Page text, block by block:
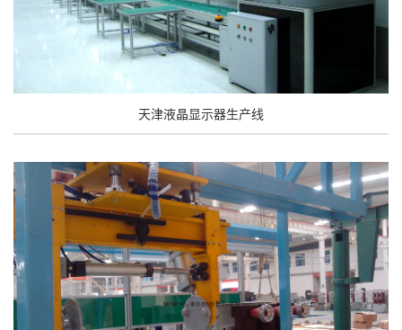
天津液晶显示器生产线